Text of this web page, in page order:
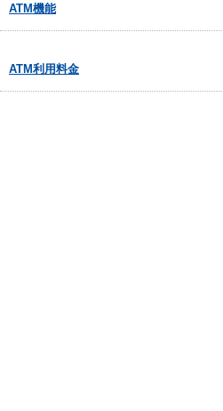
ATM機能
ATM利用料金